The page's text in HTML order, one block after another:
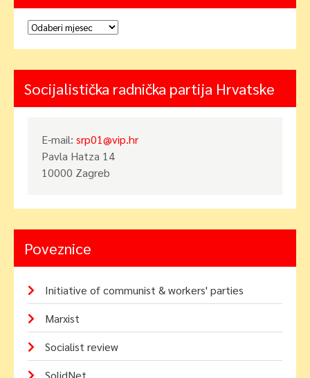
Arhiva
Socijalistička radnička partija Hrvatske
E-mail: srp01@vip.hr
Pavla Hatza 14
10000 Zagreb
Poveznice
Initiative of communist & workers' parties
Marxist
Socialist review
SolidNet